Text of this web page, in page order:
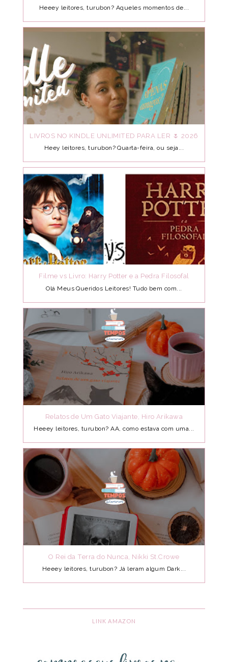
Heeey leitores, turubon? Aqueles momentos de...
LIVROS NO KINDLE UNLIMITED PARA LER 🌷 2026
Heey leitores, turubon? Quarta-feira, ou seja...
Filme vs Livro: Harry Potter e a Pedra Filosofal
Olá Meus Queridos Leitores! Tudo bem com...
Relatos de Um Gato Viajante, Hiro Arikawa
Heeey leitores, turubon? AA, como estava com uma...
O Rei da Terra do Nunca, Nikki St.Crowe
Heeey leitores, turubon? Já leram algum Dark...
LINK AMAZON